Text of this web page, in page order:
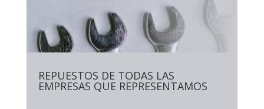
REPUESTOS DE TODAS LAS
EMPRESAS QUE REPRESENTAMOS